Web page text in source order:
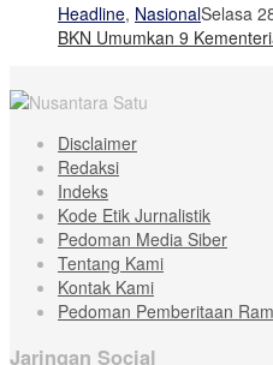
Headline, NasionalSelasa
BKN Umumkan 9
Disclaimer
Redaksi
Indeks
Kode Etik Jurnalistik
Pedoman Media Siber
Tentang Kami
Kontak Kami
Pedoman Pemberitaan
Jaringan Social